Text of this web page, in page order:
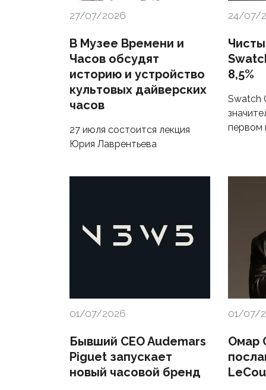
27/07/2026
В Музее Времени и
Часов обсудят
историю и устройство
культовых дайверских
часов
27 июля состоится лекция
Юрия Лаврентьева
24/07/
8,5%
Swatch
первом
01/07/2026
Бывший CEO Audemars
Piguet запускает
новый часовой бренд
01/07/
Омар